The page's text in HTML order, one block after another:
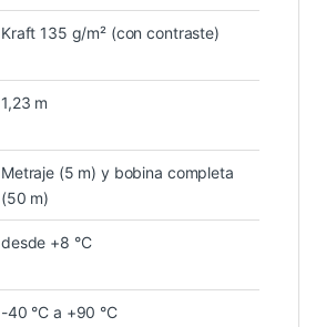
Kraft 135 g/m² (con contraste)
1,23 m
Metraje (5 m) y bobina completa
(50 m)
desde +8 °C
-40 °C a +90 °C